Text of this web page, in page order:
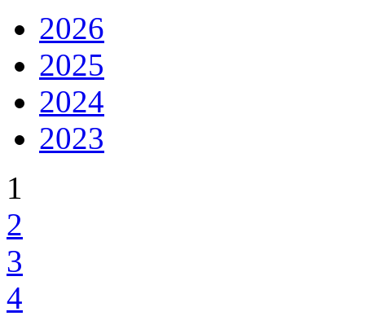
2026
2025
2024
2023
1
2
3
4